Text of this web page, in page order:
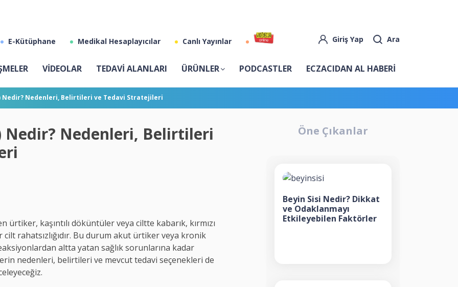
E-Kütüphane Medikal Hesaplayıcılar Canlı Yayınlar Giriş Yap Ara
VİDEOLAR TEDAVİ ALANLARI ÜRÜNLER PODCASTLER ECZACIDAN AL HABERİ
Nedir? Nedenleri, Belirtileri ve Tedavi Stratejileri
Nedir? Nedenleri, Belirtileri
kaşıntılı döküntüler veya ciltte kabarık, kırmızı
rahatsızlığıdır. Bu durum akut ürtiker veya kronik
altta yatan sağlık sorunlarına kadar
nedenleri, belirtileri ve mevcut tedavi seçenekleri de
Öne Çıkanlar
Beyin Sisi Nedir? Dikkat
ve Odaklanmayı
Etkileyebilen Faktörler